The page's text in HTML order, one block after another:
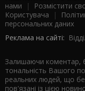
нами | Розмістити
Користувача |
персональних даних
Реклама на сайті:
Залишаючи коментар,
тональність Вашого
реальних людей, що
пов'язані із цією